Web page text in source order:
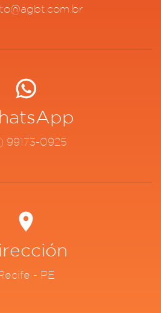
99173-0925
- PE